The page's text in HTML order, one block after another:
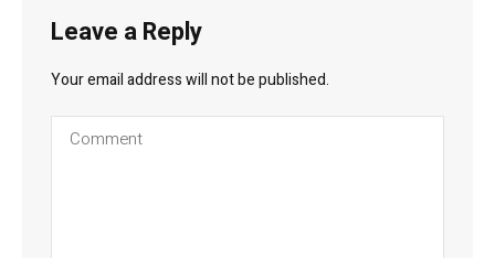
Leave a Reply
Your email address will not be published.